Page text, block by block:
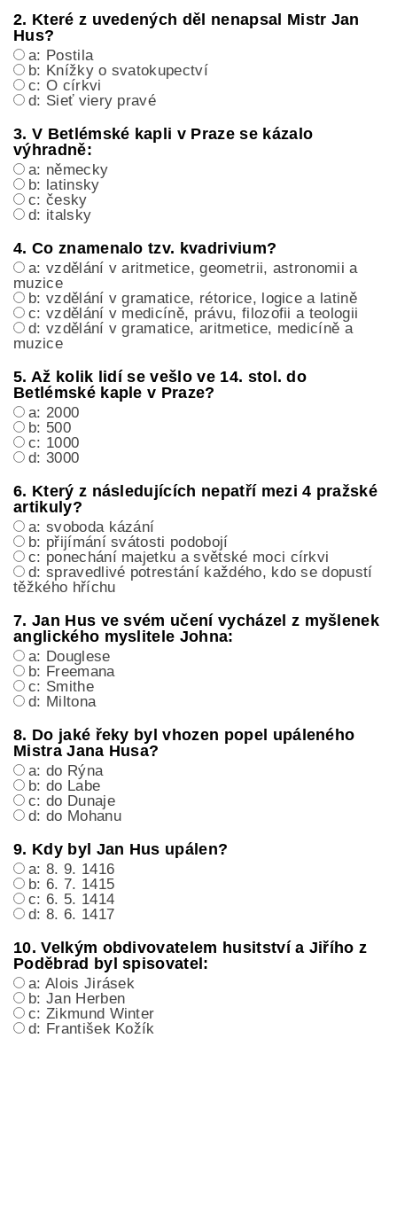
2. Které z uvedených děl nenapsal Mistr Jan
Hus?
a: Postila
b: Knížky o svatokupectví
c: O církvi
d: Sieť viery pravé
3. V Betlémské kapli v Praze se kázalo
výhradně:
a: německy
b: latinsky
c: česky
d: italsky
4. Co znamenalo tzv. kvadrivium?
a: vzdělání v aritmetice, geometrii, astronomii a
muzice
b: vzdělání v gramatice, rétorice, logice a latině
c: vzdělání v medicíně, právu, filozofii a teologii
d: vzdělání v gramatice, aritmetice, medicíně a
muzice
5. Až kolik lidí se vešlo ve 14. stol. do
Betlémské kaple v Praze?
a: 2000
b: 500
c: 1000
d: 3000
6. Který z následujících nepatří mezi 4 pražské
artikuly?
a: svoboda kázání
b: přijímání svátosti podobojí
c: ponechání majetku a světské moci církvi
d: spravedlivé potrestání každého, kdo se dopustí
těžkého hříchu
7. Jan Hus ve svém učení vycházel z myšlenek
anglického myslitele Johna:
a: Douglese
b: Freemana
c: Smithe
d: Miltona
8. Do jaké řeky byl vhozen popel upáleného
Mistra Jana Husa?
a: do Rýna
b: do Labe
c: do Dunaje
d: do Mohanu
9. Kdy byl Jan Hus upálen?
a: 8. 9. 1416
b: 6. 7. 1415
c: 6. 5. 1414
d: 8. 6. 1417
10. Velkým obdivovatelem husitství a Jiřího z
Poděbrad byl spisovatel:
a: Alois Jirásek
b: Jan Herben
c: Zikmund Winter
d: František Kožík